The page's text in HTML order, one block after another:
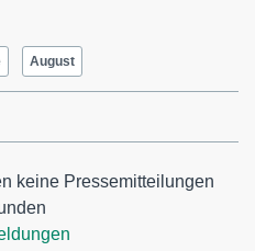
August
keine Pressemitteilungen